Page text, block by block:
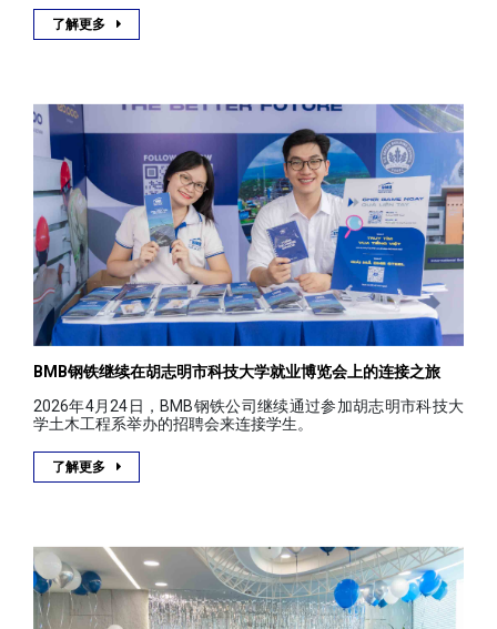
了解更多
BMB钢铁继续在胡志明市科技大学就业博览会上的连接之旅
2026年4月24日，BMB钢铁公司继续通过参加胡志明市科技大
学土木工程系举办的招聘会来连接学生。
了解更多